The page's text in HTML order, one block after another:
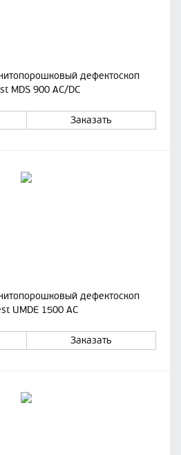
дефектоскоп
MDS 900 AC/DC
Заказать
дефектоскоп
UMDE 1500 AC
Заказать